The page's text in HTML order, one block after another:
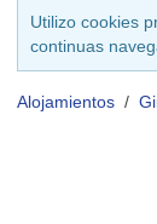
Utilizo cookies
continuas
Alojamientos